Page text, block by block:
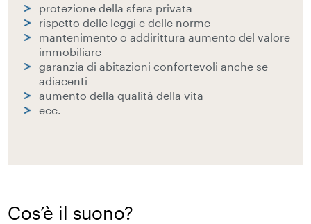
protezione della sfera privata
rispetto delle leggi e delle norme
mantenimento o addirittura aumento del valore
immobiliare
garanzia di abitazioni confortevoli anche se
adiacenti
aumento della qualità della vita
ecc.
Cos’è il suono?